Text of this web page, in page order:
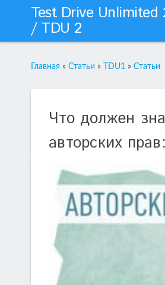
Test Drive Unlimited
/ TDU 2
Главная » Статьи » TDU1 » Статьи
Что должен
авторских